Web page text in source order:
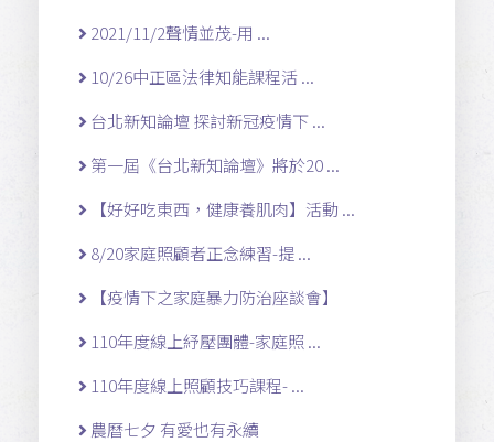
2021/11/2聲情並茂-用 ...
10/26中正區法律知能課程活 ...
台北新知論壇 探討新冠疫情下 ...
第一屆《台北新知論壇》將於20 ...
【好好吃東西，健康養肌肉】活動 ...
8/20家庭照顧者正念練習-提 ...
【疫情下之家庭暴力防治座談會】
110年度線上紓壓團體-家庭照 ...
110年度線上照顧技巧課程- ...
農曆七夕 有愛也有永續